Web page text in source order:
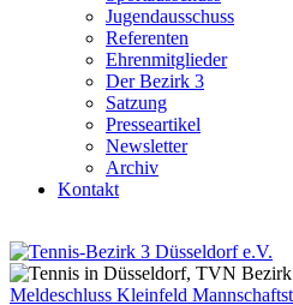
Jugendausschuss
Referenten
Ehrenmitglieder
Der Bezirk 3
Satzung
Presseartikel
Newsletter
Archiv
Kontakt
Meldeschluss Kleinfeld